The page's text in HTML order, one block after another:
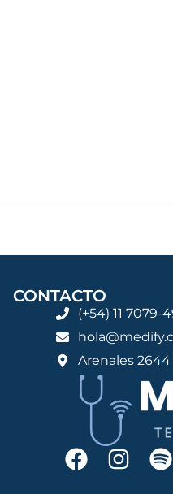
CONTACTO
(+54) 11 7079-
Arenales 2644